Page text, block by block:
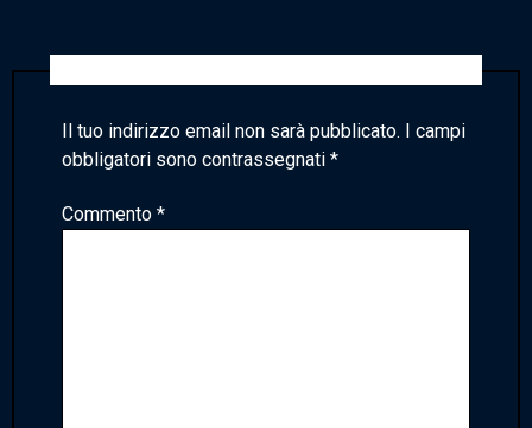
Il tuo indirizzo email non sarà pubblicato. I campi
obbligatori sono contrassegnati *
Commento *